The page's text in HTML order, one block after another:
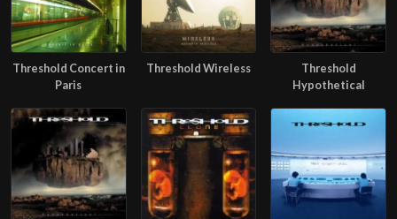
Threshold Concert in
Paris
Threshold Wireless
Threshold
Hypothetical